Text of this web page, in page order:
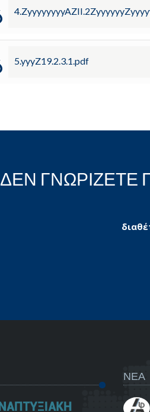
5.yyyZ19.2.3.1.pdf
ΔΕΝ ΓΝΩΡΙΖΕΤΕ
ΝΕΑ